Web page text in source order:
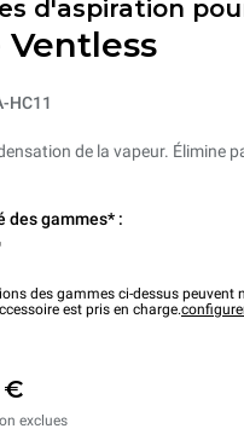
d'aspiration
HC11
de la vapeur. Élimine
des gammes* :
des gammes ci-dessus
est pris en charge.
€
exclues